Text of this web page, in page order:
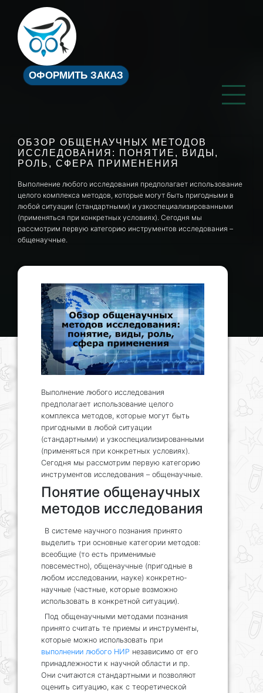
ОФОРМИТЬ ЗАКАЗ
ОБЗОР ОБЩЕНАУЧНЫХ МЕТОДОВ
ИССЛЕДОВАНИЯ: ПОНЯТИЕ, ВИДЫ,
РОЛЬ, СФЕРА ПРИМЕНЕНИЯ
Выполнение любого исследования предполагает использование
целого комплекса методов, которые могут быть пригодными в
любой ситуации (стандартными) и узкоспециализированными
(применяться при конкретных условиях). Сегодня мы
рассмотрим первую категорию инструментов исследования –
общенаучные.
Выполнение любого исследования
предполагает использование целого
комплекса методов, которые могут быть
пригодными в любой ситуации
(стандартными) и узкоспециализированными
(применяться при конкретных условиях).
Сегодня мы рассмотрим первую категорию
инструментов исследования – общенаучные.
Понятие общенаучных
методов исследования
В системе научного познания принято
выделить три основные категории методов:
всеобщие (то есть применимые
повсеместно), общенаучные (пригодные в
любом исследовании, науке) конкретно-
научные (частные, которые возможно
использовать в конкретной ситуации).
Под общенаучными методами познания
принято считать те приемы и инструменты,
которые можно использовать при
выполнении любого НИР независимо от его
принадлежности к научной области и пр.
Они считаются стандартными и позволяют
оценить ситуацию, как с теоретической